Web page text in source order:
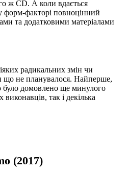
ж CD. А коли вдається
форм-факторі повноцінний
та додатковими матеріалами
радикальних змін чи
що не планувалося. Найперше,
було домовлено ще минулого
так і декілька
(2017)